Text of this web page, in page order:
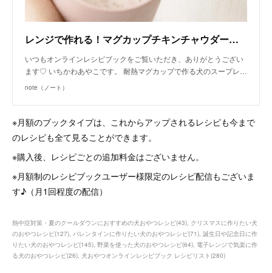
レンジで作れる！マグカップチキンチャウダー（手作り犬おやつレシピ）｜いちかわあやこ（犬ごはん先生）｜note
いつもオンラインレシピブックをご覧いただき、ありがとうござい
ます♡ いちかわあやこです。 耐熱マグカップで作る犬のスープレ…
note（ノート）
※月額のブックタイプは、これからアップされるレシピも今まで
のレシピも全て見ることができます。
※購入後、レシピごとの追加料金はございません。
※月額制のレシピブックユーザー様限定のレシピ配信もございま
す♪（月1回程度の配信）
熱中症対策・夏のクールダウンにおすすめの犬おやつレシピ(43) クリスマスに作りたい犬
のおやつレシピ(127) バレンタインに作りたい犬のおやつレシピ(71) 誕生日や記念日に作
りたい犬のおやつレシピ(145) 野菜を使った犬のおやつレシピ(64) 電子レンジで気楽に作
る犬のおやつレシピ(26) 犬おやつオンラインレシピブック レシピリスト(280)